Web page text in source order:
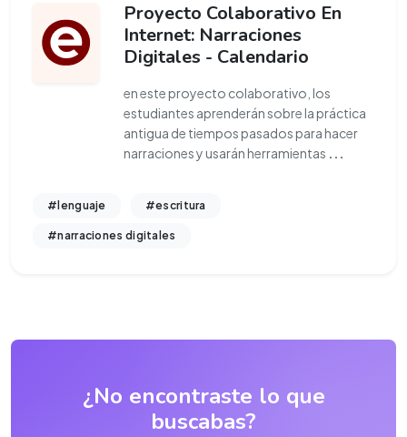
Proyecto Colaborativo En
Internet: Narraciones
Digitales - Calendario
en este proyecto colaborativo, los
estudiantes aprenderán sobre la práctica
antigua de tiempos pasados para hacer
narraciones y usarán herramientas ...
#lenguaje #escritura
#narraciones digitales
¿No encontraste lo que
buscabas?